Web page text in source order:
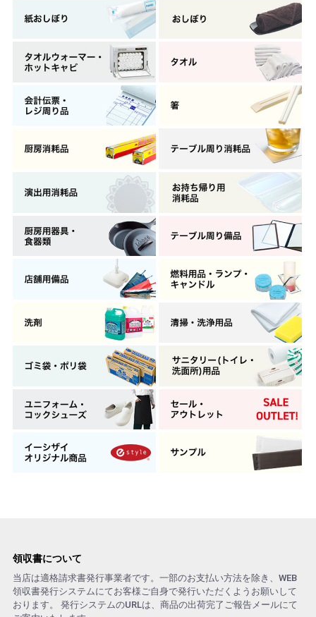
領収書について
当店は適格請求書発行事業者です。一部のお支払い方法を除き、WEB
領収書発行システムにてお客様ご自身で発行いただくようお願いして
おります。 発行システムのURLは、商品の出荷完了ご報告メールにて